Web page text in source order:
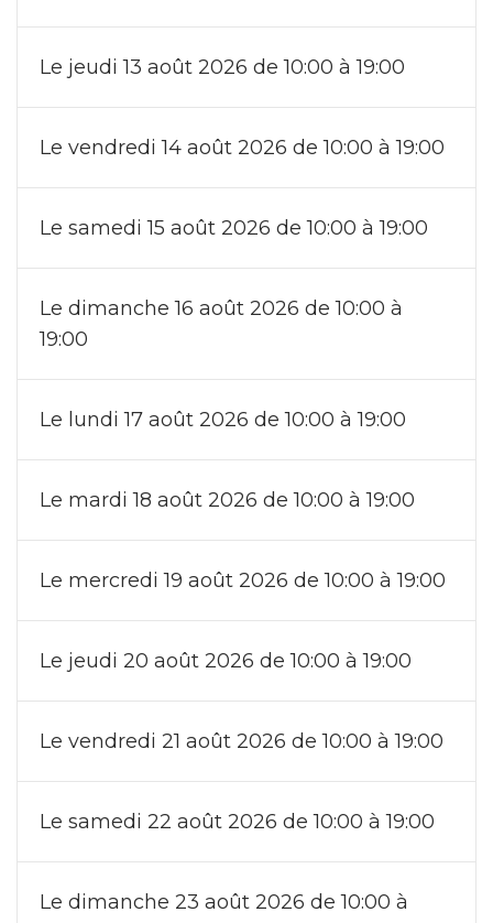
Le jeudi 13 août 2026 de 10:00 à 19:00
Le vendredi 14 août 2026 de 10:00 à 19:00
Le samedi 15 août 2026 de 10:00 à 19:00
Le dimanche 16 août 2026 de 10:00 à
19:00
Le lundi 17 août 2026 de 10:00 à 19:00
Le mardi 18 août 2026 de 10:00 à 19:00
Le mercredi 19 août 2026 de 10:00 à 19:00
Le jeudi 20 août 2026 de 10:00 à 19:00
Le vendredi 21 août 2026 de 10:00 à 19:00
Le samedi 22 août 2026 de 10:00 à 19:00
Le dimanche 23 août 2026 de 10:00 à